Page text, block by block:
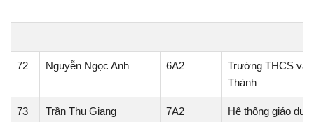
72 Nguyễn Ngọc Anh 6A2
Trường THCS và
Thành
73 Trần Thu Giang 7A2 Hệ thống giáo dục